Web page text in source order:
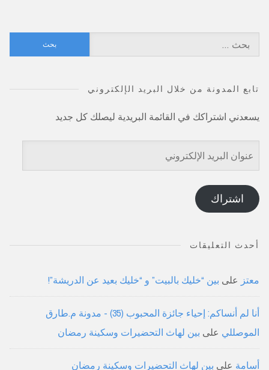
عن:
تابع المدونة من خلال البريد الإلكتروني
يسعدني اشتراكك في القائمة البريدية ليصلك كل جديد
عنوان
البريد
الإلكتروني
اشتراك
أحدث التعليقات
معتز على بين “خليك بالبيت” و “خليك بعيد عن الدريشة”!
أنا لم أنساكم: إحياء جائزة المحبوب (35) - مدونة م.طارق
الموصللي على بين لهاث التحضيرات وسكينة رمضان
أسامة على بين لهاث التحضيرات وسكينة رمضان